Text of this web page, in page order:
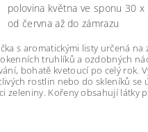
polovina května ve sponu 30
od června až do zámrazu
s aromatickými listy určená na
truhlíků a ozdobných
bohatě kvetoucí po celý rok.
rostlin nebo do skleníků se
zeleniny. Kořeny obsahují látky